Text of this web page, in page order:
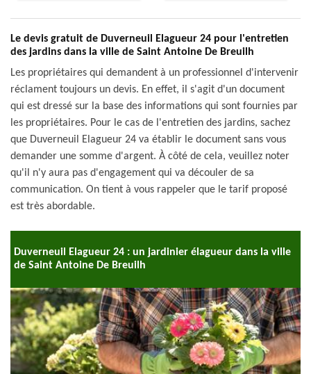
Le devis gratuit de Duverneuil Elagueur 24 pour l'entretien
des jardins dans la ville de Saint Antoine De Breuilh
Les propriétaires qui demandent à un professionnel d'intervenir
réclament toujours un devis. En effet, il s'agit d'un document
qui est dressé sur la base des informations qui sont fournies par
les propriétaires. Pour le cas de l'entretien des jardins, sachez
que Duverneuil Elagueur 24 va établir le document sans vous
demander une somme d'argent. À côté de cela, veuillez noter
qu'il n'y aura pas d'engagement qui va découler de sa
communication. On tient à vous rappeler que le tarif proposé
est très abordable.
Duverneuil Elagueur 24 : un jardinier élagueur dans la ville
de Saint Antoine De Breuilh